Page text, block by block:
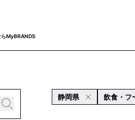
らMyBRANDS
静岡県 飲食・フ